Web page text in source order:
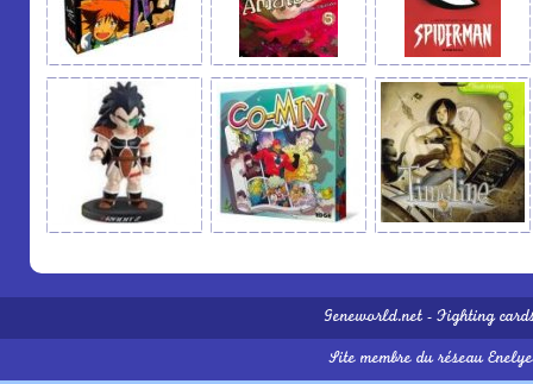
Geneworld.net - Fighting
Site membre du réseau Enelye